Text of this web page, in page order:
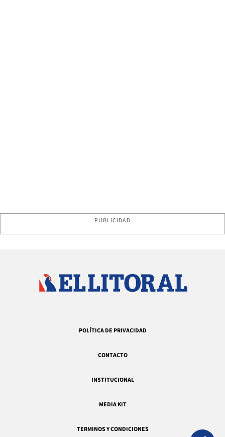
PUBLICIDAD
POLÍTICA DE PRIVACIDAD
CONTACTO
INSTITUCIONAL
MEDIA KIT
TERMINOS Y CONDICIONES